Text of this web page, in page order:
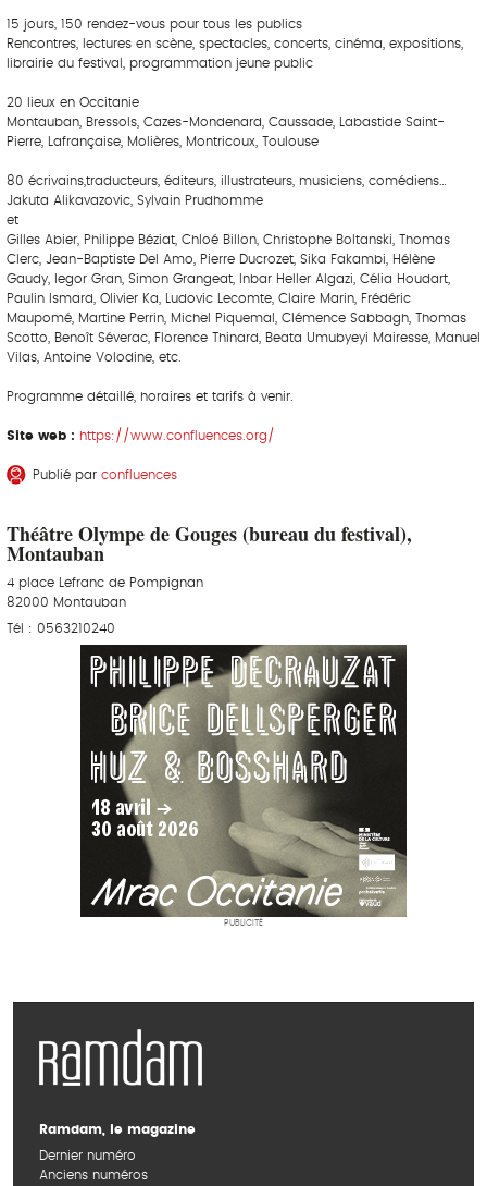
15 jours, 150 rendez-vous pour tous les publics
Rencontres, lectures en scène, spectacles, concerts, cinéma, expositions,
librairie du festival, programmation jeune public
20 lieux en Occitanie
Montauban, Bressols, Cazes-Mondenard, Caussade, Labastide Saint-
Pierre, Lafrançaise, Molières, Montricoux, Toulouse
80 écrivains,traducteurs, éditeurs, illustrateurs, musiciens, comédiens…
Jakuta Alikavazovic, Sylvain Prudhomme
et
Gilles Abier, Philippe Béziat, Chloé Billon, Christophe Boltanski, Thomas
Clerc, Jean-Baptiste Del Amo, Pierre Ducrozet, Sika Fakambi, Hélène
Gaudy, Iegor Gran, Simon Grangeat, Inbar Heller Algazi, Célia Houdart,
Paulin Ismard, Olivier Ka, Ludovic Lecomte, Claire Marin, Frédéric
Maupomé, Martine Perrin, Michel Piquemal, Clémence Sabbagh, Thomas
Scotto, Benoît Séverac, Florence Thinard, Beata Umubyeyi Mairesse, Manuel
Vilas, Antoine Volodine, etc.
Programme détaillé, horaires et tarifs à venir.
Site web : https://www.confluences.org/
Publié par confluences
Théâtre Olympe de Gouges (bureau du festival),
Montauban
4 place Lefranc de Pompignan
82000 Montauban
Tél : 0563210240
PUBLICITÉ
Ramdam, le magazine
Dernier numéro
Anciens numéros